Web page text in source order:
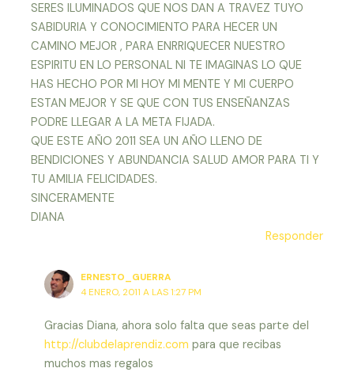
SERES ILUMINADOS QUE NOS DAN A TRAVEZ TUYO
SABIDURIA Y CONOCIMIENTO PARA HECER UN
CAMINO MEJOR , PARA ENRRIQUECER NUESTRO
ESPIRITU EN LO PERSONAL NI TE IMAGINAS LO QUE
HAS HECHO POR MI HOY MI MENTE Y MI CUERPO
ESTAN MEJOR Y SE QUE CON TUS ENSEÑANZAS
PODRE LLEGAR A LA META FIJADA.
QUE ESTE AÑO 2011 SEA UN AÑO LLENO DE
BENDICIONES Y ABUNDANCIA SALUD AMOR PARA TI Y
TU AMILIA FELICIDADES.
SINCERAMENTE
DIANA
Responder
ERNESTO_GUERRA
4 ENERO, 2011 A LAS 1:27 PM
Gracias Diana, ahora solo falta que seas parte del
http://clubdelaprendiz.com para que recibas
muchos mas regalos